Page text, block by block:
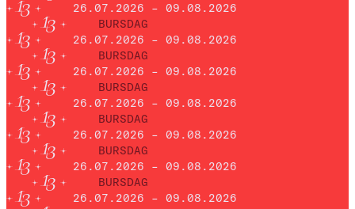
26.07.2026 – 09.08.2026
BURSDAG
26.07.2026 – 09.08.2026
BURSDAG
26.07.2026 – 09.08.2026
BURSDAG
26.07.2026 – 09.08.2026
BURSDAG
26.07.2026 – 09.08.2026
BURSDAG
26.07.2026 – 09.08.2026
BURSDAG
26.07.2026 – 09.08.2026